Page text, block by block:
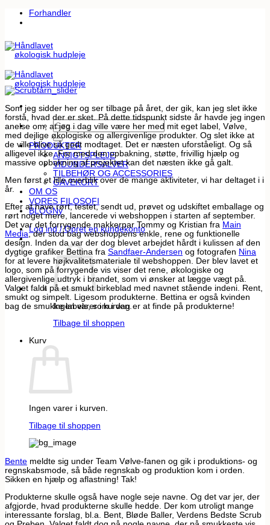
FortsætForhandler
Søg
efter:
PRODUKTER
ANSIGTSPLEJE
VIDUNDERSALVER
TILBEHØR OG ACCESSORIES
GAVEKORT
OM OS
VORES FILOSOFI
BLOG
Log ind / Opret en kundekonto
Ingen varer i kurven.
Tilbage til shoppen
Kurv
Ingen varer i kurven.
Tilbage til shoppen
Som jeg sidder her og ser tilbage på året, der gik, kan jeg slet ikke
forstå, hvad der er sket. På dette tidspunkt sidste år havde jeg ingen
anelse om, at jeg i dag ville være her med mit eget label, Vølve,
med dejlige økologiske og allergivenlige produkter. Og slet ikke at
de ville blive så godt modtaget. Det er næsten uforståeligt. Og så
alligevel ikke. For med den opbakning, støtte, frivillig hjælp og
massive opbakning af projektet kan det næsten ikke gå galt.
Men først et lille overblik over de mange aktiviteter, vi har deltaget i i
år.
Efter at have rørt, testet, sendt ud, prøvet og udskiftet emballage og
rørt noget mere, lancerede vi webshoppen i starten af september.
Det var det forrygende makkerpar Tommy og Kristian fra Main
Media, der stod bag webshoppens enkle, rene og funktionelle
design. Inden da var der dog blevet arbejdet hårdt i kulissen af den
dygtige grafiker Bettina fra Sandfaer-Andersen og fotografen Nina
for at levere højkvalitetsmateriale til webshoppen. Der blev lavet et
logo, som på forrygende vis viser det rene, økologiske og
allergivenlige udtryk i brandet, som vi ønsker at lægge vægt på.
Valget faldt på et smukt birkeblad med navnet stående indeni. Rent,
smukt og simpelt. Ligesom produkterne. Bettina er også kvinden
bag de smukke labels, som i dag er at finde på produkterne!
Bente meldte sig under Team Vølve-fanen og gik i produktions- og
regnskabsmode, så både regnskab og produktion kom i orden.
Sikken en hjælp og aflastning! Tak!
Produkterne skulle også have nogle seje navne. Og det var jer, der
afgjorde, hvad produkterne skulle hedde. Der kom utroligt mange
interessante forslag, bl.a. Bent, Bløde Baller, Verdens Bedste Scrub